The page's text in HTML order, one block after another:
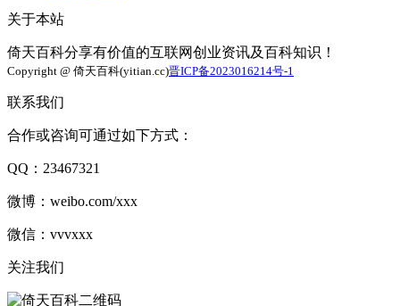
关于本站
倚天百科分享有价值的互联网创业资讯及百科知识！
Copyright @ 倚天百科(yitian.cc)晋ICP备2023016214号-1
联系我们
合作或咨询可通过如下方式：
QQ：23467321
微博：weibo.com/xxx
微信：vvvxxx
关注我们